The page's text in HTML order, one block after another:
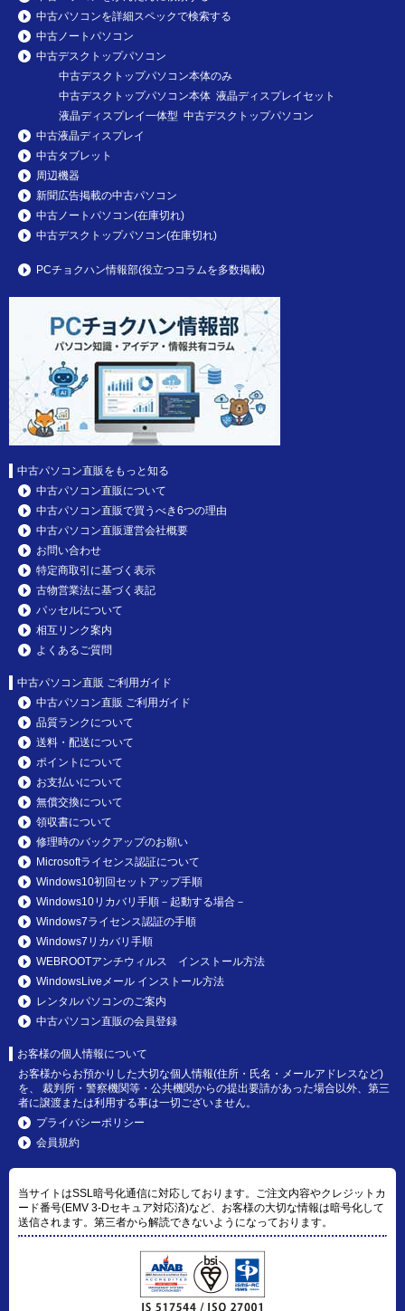
中古パソコンを詳細スペックで検索する
中古ノートパソコン
中古デスクトップパソコン
中古デスクトップパソコン本体のみ
中古デスクトップパソコン本体 液晶ディスプレイセット
液晶ディスプレイ一体型 中古デスクトップパソコン
中古液晶ディスプレイ
中古タブレット
周辺機器
新聞広告掲載の中古パソコン
中古ノートパソコン(在庫切れ)
中古デスクトップパソコン(在庫切れ)
PCチョクハン情報部(役立つコラムを多数掲載)
中古パソコン直販をもっと知る
中古パソコン直販について
中古パソコン直販で買うべき6つの理由
中古パソコン直販運営会社概要
お問い合わせ
特定商取引に基づく表示
古物営業法に基づく表記
パッセルについて
相互リンク案内
よくあるご質問
中古パソコン直販 ご利用ガイド
中古パソコン直販 ご利用ガイド
品質ランクについて
送料・配送について
ポイントについて
お支払いについて
無償交換について
領収書について
修理時のバックアップのお願い
Microsoftライセンス認証について
Windows10初回セットアップ手順
Windows10リカバリ手順－起動する場合－
Windows7ライセンス認証の手順
Windows7リカバリ手順
WEBROOTアンチウィルス インストール方法
WindowsLiveメール インストール方法
レンタルパソコンのご案内
中古パソコン直販の会員登録
お客様の個人情報について
お客様からお預かりした大切な個人情報(住所・氏名・メールアドレスなど)
を、 裁判所・警察機関等・公共機関からの提出要請があった場合以外、第三
者に譲渡または利用する事は一切ございません。
プライバシーポリシー
会員規約
当サイトはSSL暗号化通信に対応しております。ご注文内容やクレジットカ
ード番号(EMV 3-Dセキュア対応済)など、お客様の大切な情報は暗号化して
送信されます。第三者から解読できないようになっております。